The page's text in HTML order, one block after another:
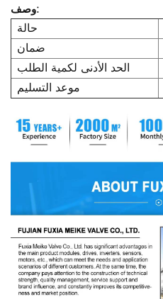
وصف:
حالة
ضمان
الحد الأدنى لكمية الطلب
موعد التسليم